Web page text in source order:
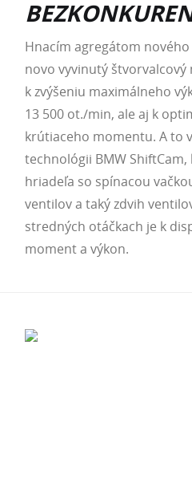
Hnacím agregátom
novo vyvinutý
k zvýšeniu maximálneho
13 500 ot./min, ale aj k
krútiaceho momentu. A to
technológii BMW
hriadeľa so spínacou
ventilov a taký zdvih
stredných otáčkach je k
moment a výkon.